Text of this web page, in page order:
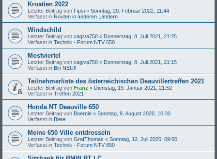
Kroatien 2022
Letzter Beitrag von Fipsi « Sonntag, 20. Februar 2022, 11:44
Verfasst in Routen in anderen Ländern
Windschild
Letzter Beitrag von cagiva750 « Donnerstag, 8. Juli 2021, 21:25
Verfasst in Technik - Forum NTV 650
Mostviertel
Letzter Beitrag von cagiva750 « Donnerstag, 8. Juli 2021, 21:15
Verfasst in Bin NEU!!
Teilnehmerliste des österreichischen Deauvillertreffen 2021
Letzter Beitrag von Franz « Dienstag, 19. Januar 2021, 21:52
Verfasst in Treffen 2021
Honda NT Deauville 650
Letzter Beitrag von Boernie « Sonntag, 9. August 2020, 10:30
Verfasst in Biete
Meine 650 Ville entdrosseln
Letzter Beitrag von GrafThomas « Sonntag, 12. Juli 2020, 09:00
Verfasst in Technik - Forum NTV 650